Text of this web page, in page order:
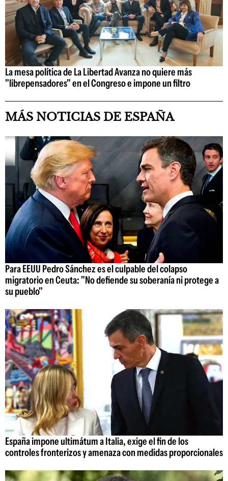
La mesa política de La Libertad Avanza no quiere más
"librepensadores" en el Congreso e impone un filtro
MÁS NOTICIAS DE ESPAÑA
Para EEUU Pedro Sánchez es el culpable del colapso
migratorio en Ceuta: "No defiende su soberanía ni protege a
su pueblo"
España impone ultimátum a Italia, exige el fin de los
controles fronterizos y amenaza con medidas proporcionales